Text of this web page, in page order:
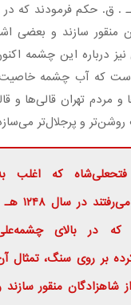
در سال ۱۲۴۸ هـ . ق. حکم
منقور سازند و بعضی
درباره این چشمه
که آب چشمه‌ خاصیت
مردم تهران قالی‌ها
و پرجلال‌تر
فتحعلی‌شاه که اغلب
چشمه‌علی به تفرج می‌رفتند در
در بالای
بر روی سنگ، تمثال
شاهزادگان منقور سازند